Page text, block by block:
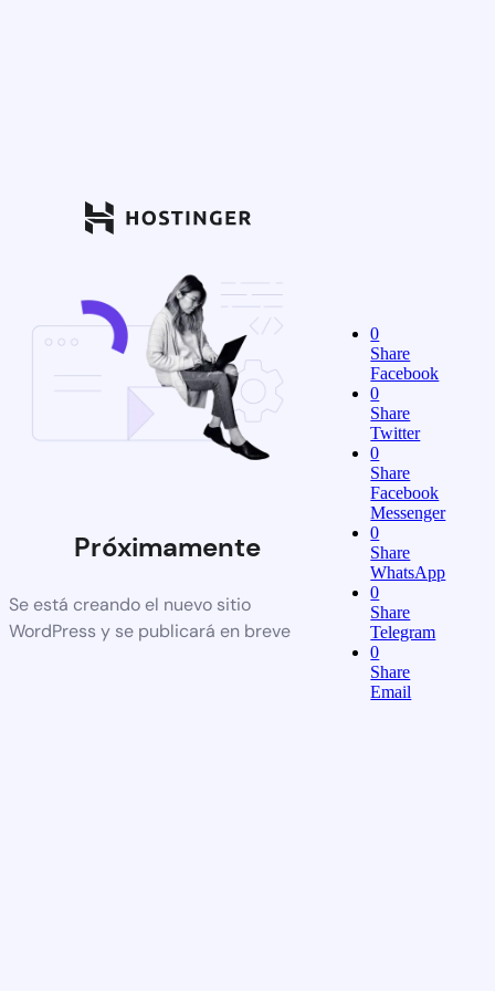
Próximamente
Se está creando el nuevo sitio
WordPress y se publicará en breve
0
Share
Facebook
0
Share
Twitter
0
Share
Facebook
Messenger
0
Share
WhatsApp
0
Share
Telegram
0
Share
Email